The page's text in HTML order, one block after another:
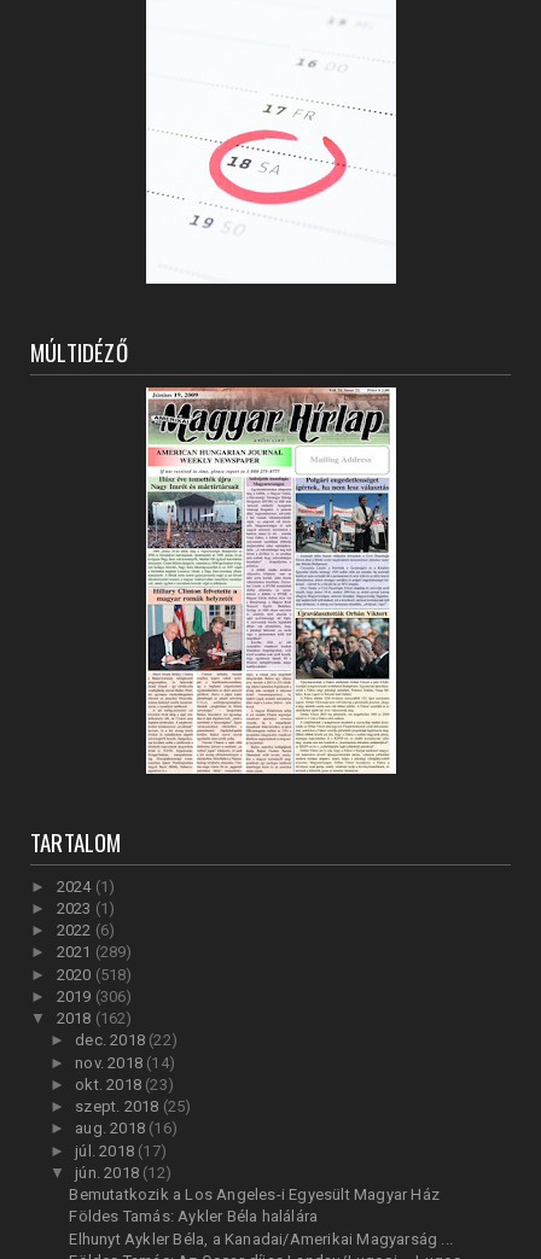
MÚLTIDÉZŐ
TARTALOM
► 2024 (1)
► 2023 (1)
► 2022 (6)
► 2021 (289)
► 2020 (518)
► 2019 (306)
▼ 2018 (162)
► dec. 2018 (22)
► nov. 2018 (14)
► okt. 2018 (23)
► szept. 2018 (25)
► aug. 2018 (16)
► júl. 2018 (17)
▼ jún. 2018 (12)
Bemutatkozik a Los Angeles-i Egyesült Magyar Ház
Földes Tamás: Aykler Béla halálára
Elhunyt Aykler Béla, a Kanadai/Amerikai Magyarság ...